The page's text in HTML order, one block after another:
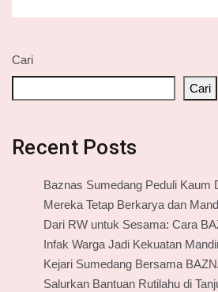
Cari
Cari
Recent Posts
Baznas Sumedang Peduli Kaum
Mereka Tetap Berkarya dan
Dari RW untuk Sesama: Cara
Infak Warga Jadi Kekuatan
Kejari Sumedang Bersama
Salurkan Bantuan Rutilahu di